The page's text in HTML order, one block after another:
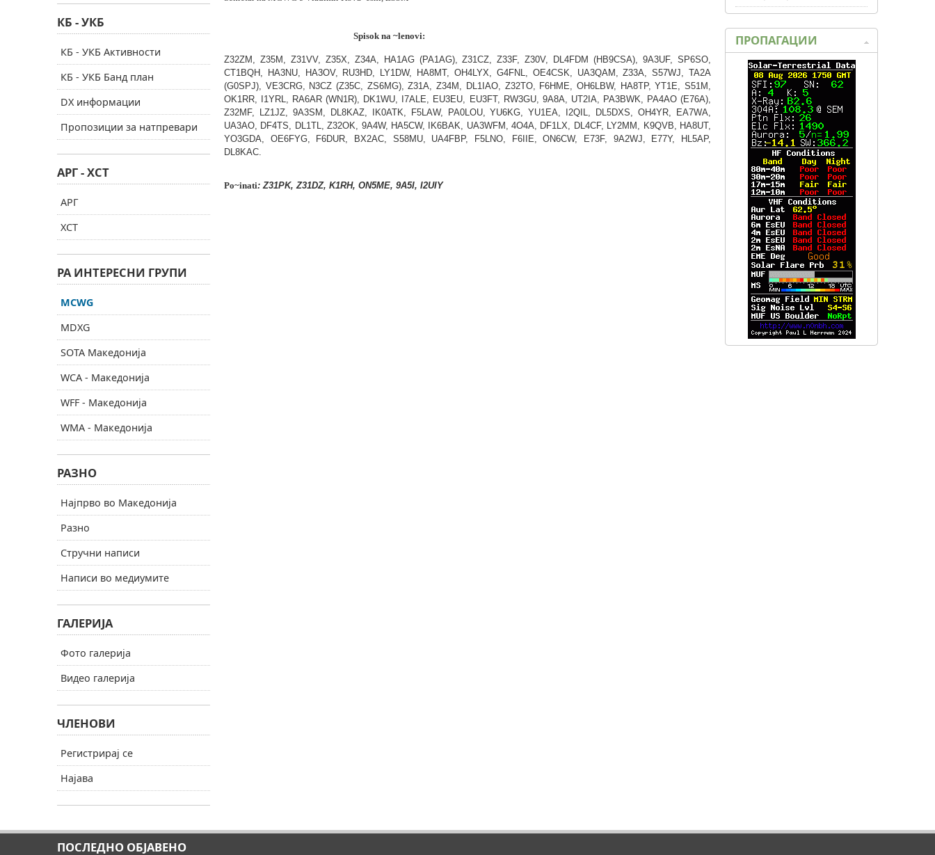
Spisok na ~lenovi:
Z32ZM, Z35M, Z31VV, Z35X, Z34A, HA1AG (PA1AG), Z31CZ, Z33F, Z30V, DL4FDM (HB9CSA), 9A3UF, SP6SO,
CT1BQH, HA3NU, HA3OV, RU3HD, LY1DW, HA8MT, OH4LYX, G4FNL, OE4CSK, UA3QAM, Z33A, S57WJ, TA2A
(G0SPJ), VE3CRG, N3CZ (Z35C, ZS6MG), Z31A, Z34M, DL1IAO, Z32TO, F6HME, OH6LBW, HA8TP, YT1E, S51M,
OK1RR, I1YRL, RA6AR (WN1R), DK1WU, I7ALE, EU3EU, EU3FT, RW3GU, 9A8A, UT2IA, PA3BWK, PA4AO (E76A),
Z32MF, LZ1JZ, 9A3SM, DL8KAZ, IK0ATK, F5LAW, PA0LOU, YU6KG, YU1EA, I2QIL, DL5DXS, OH4YR, EA7WA,
UA3AO, DF4TS, DL1TL, Z32OK, 9A4W, HA5CW, IK6BAK, UA3WFM, 4O4A, DF1LX, DL4CF, LY2MM, K9QVB, HA8UT,
YO3GDA, OE6FYG, F6DUR, BX2AC, S58MU, UA4FBP, F5LNO, F6IIE, ON6CW, E73F, 9A2WJ, E77Y, HL5AP,
DL8KAC.
Po~inati: Z31PK, Z31DZ, K1RH, ON5ME, 9A5I, I2UIY
КБ - УКБ
КБ - УКБ Активности
КБ - УКБ Банд план
DX информации
Пропозиции за натпревари
АРГ - ХСТ
АРГ
ХСТ
РА ИНТЕРЕСНИ ГРУПИ
MCWG
MDXG
SOTA Македонија
WCA - Македонија
WFF - Македонија
WMA - Македонија
РАЗНО
Најпрво во Македонија
Разно
Стручни написи
Написи во медиумите
ГАЛЕРИЈА
Фото галерија
Видео галерија
ЧЛЕНОВИ
Регистрирај се
Најава
ПРОПАГАЦИИ
ПОСЛЕДНО ОБЈАВЕНО